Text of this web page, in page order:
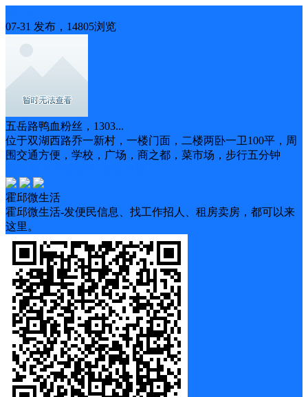
07-31 发布，14805浏览
五岳路鸭血粉丝，1303...
位于双湖西路乔一新村，一楼门面，二楼两卧一卫100平，周
围交通方便，学校，广场，商之都，菜市场，步行五分钟
霍邱微生活
霍邱微生活-发便民信息、找工作招人、租房卖房，都可以来
这里。